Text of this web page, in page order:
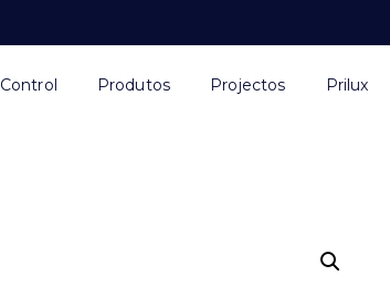
Control Produtos Projectos Prilux